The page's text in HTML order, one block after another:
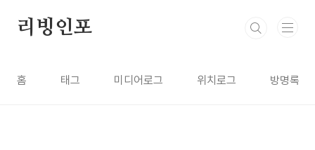
리빙인포
홈 태그 미디어로그 위치로그 방명록